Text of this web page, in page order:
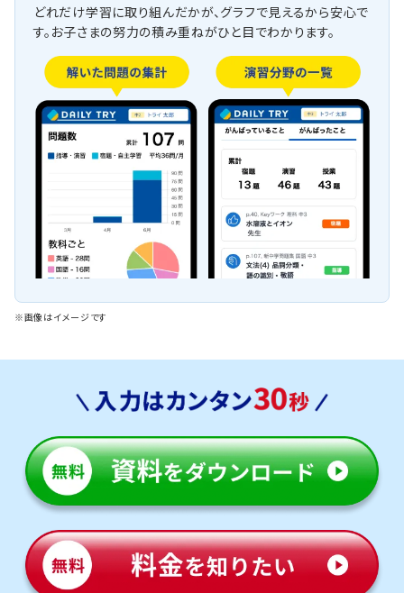
どれだけ学習に取り組んだかが、グラフで見えるから安心で
す。お子さまの努力の積み重ねがひと目でわかります。
※画像はイメージです